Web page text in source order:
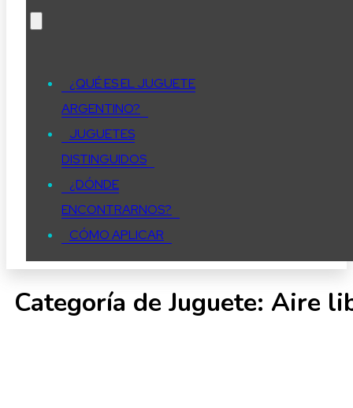
¿QUÉ ES EL JUGUETE
ARGENTINO?
JUGUETES
DISTINGUIDOS
¿DÓNDE
ENCONTRARNOS?
CÓMO APLICAR
Categoría de Juguete: Aire